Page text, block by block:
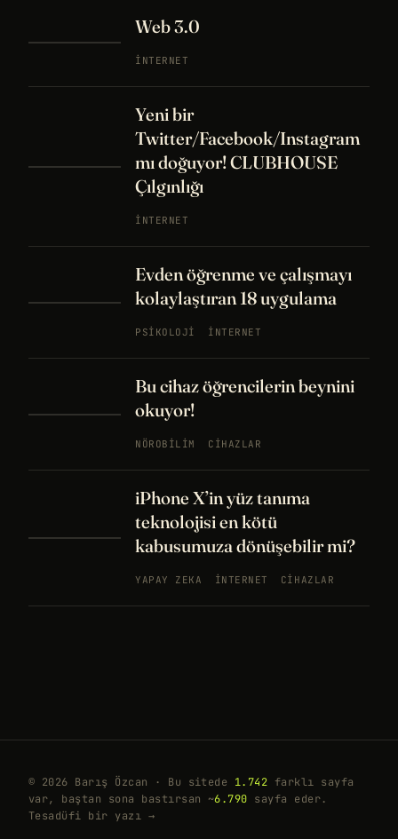
Web 3.0
İNTERNET
Yeni bir
Twitter/Facebook/Instagram
mı doğuyor! CLUBHOUSE
Çılgınlığı
İNTERNET
Evden öğrenme ve çalışmayı
kolaylaştıran 18 uygulama
PSIKOLOJI İNTERNET
Bu cihaz öğrencilerin beynini
okuyor!
NÖROBILIM CIHAZLAR
iPhone X’in yüz tanıma
teknolojisi en kötü
kabusumuza dönüşebilir mi?
YAPAY ZEKA İNTERNET CIHAZLAR
© 2026 Barış Özcan · Bu sitede 1.742 farklı sayfa
var, baştan sona bastırsan ~6.790 sayfa eder.
Tesadüfi bir yazı →